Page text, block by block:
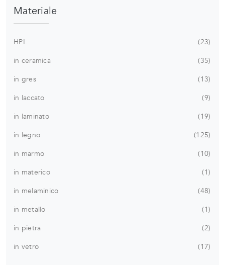
Materiale
HPL
23
in ceramica
35
in gres
13
in laccato
9
in laminato
19
in legno
125
in marmo
10
in materico
1
in melaminico
48
in metallo
1
in pietra
2
in vetro
17